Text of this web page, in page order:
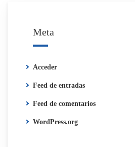
Meta
Acceder
Feed de entradas
Feed de comentarios
WordPress.org